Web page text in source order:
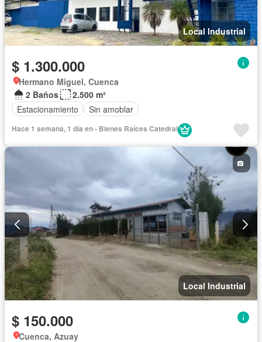
Local Industrial
$ 1.300.000
Hermano Miguel, Cuenca
2 Baños
2.500 m²
Estacionamiento
Sin amoblar
Hace 1 semana, 1 día en - Bienes Raíces Catedral
Local Industrial
$ 150.000
Cuenca, Azuay